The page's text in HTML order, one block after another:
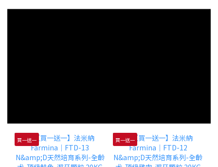
買一送一 買一送一